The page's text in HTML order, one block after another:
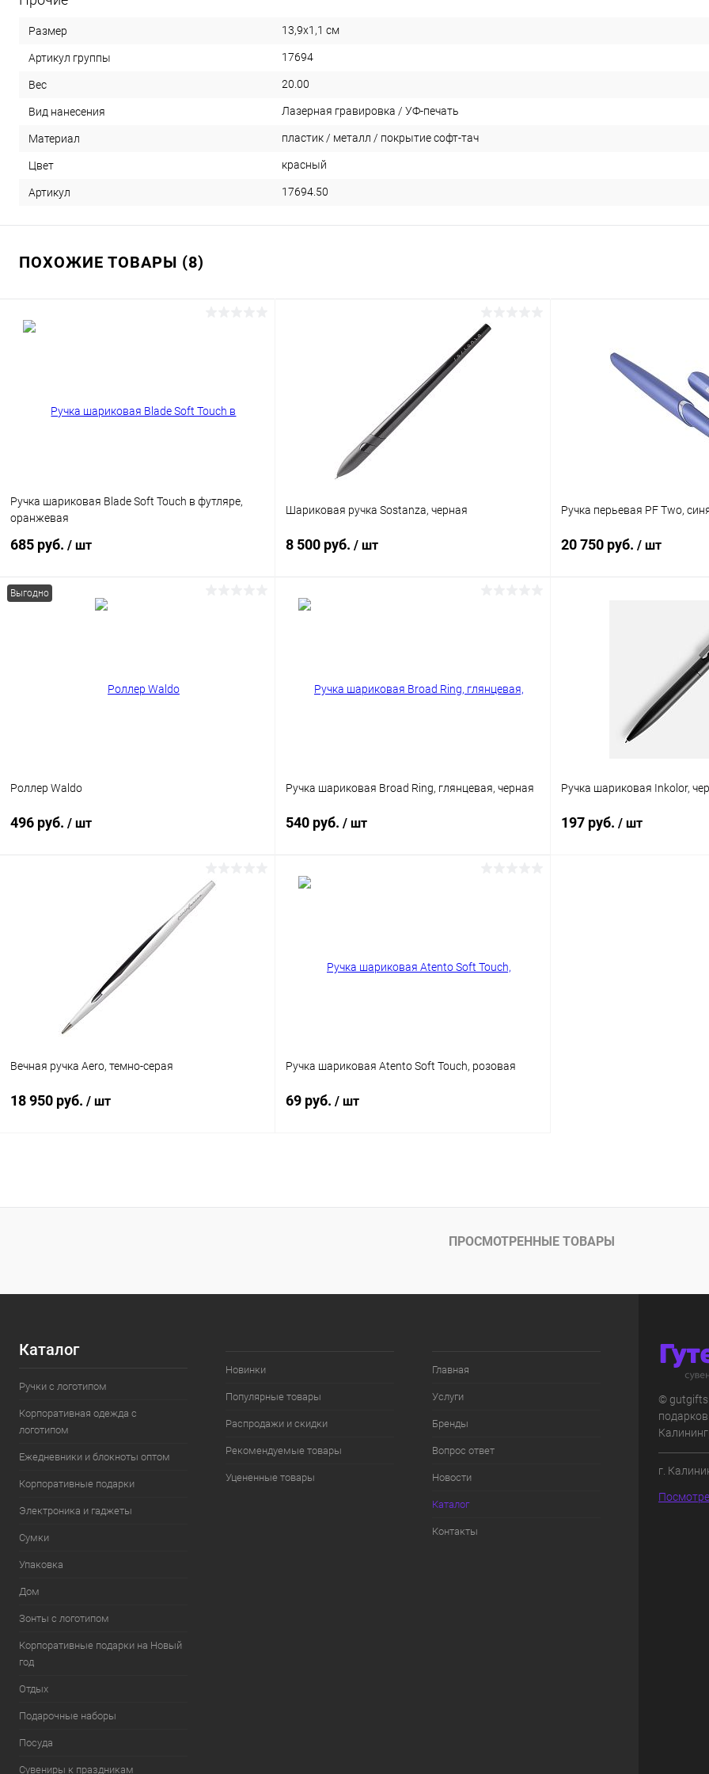
Размер 13,9х1,1 см
Артикул группы 17694
Вес 20.00
Вид нанесения Лазерная гравировка / УФ-печать
Материал пластик / металл / покрытие софт-тач
Цвет красный
Артикул 17694.50
ПОХОЖИЕ ТОВАРЫ (8)
Ручка шариковая Blade Soft Touch в футляре,
оранжевая
685 руб. / шт
Шариковая ручка Sostanza, черная
8 500 руб. / шт
Ручка перьевая PF Two,
20 750 руб. / шт
Выгодно
Роллер Waldo
496 руб. / шт
К сравнению
Ручка шариковая Broad Ring, глянцевая, черная
540 руб. / шт
Ручка шариковая Inkolor,
197 руб. / шт
Вечная ручка Aero, темно-серая
18 950 руб. / шт
Купить в 1 клик К сравнению
Ручка шариковая Atento Soft Touch, розовая
69 руб. / шт
Купить в 1 клик К сравнению
В наличии
ПРОСМОТРЕННЫЕ ТОВАРЫ
Каталог
Ручки с логотипом
Корпоративная одежда с
логотипом
Ежедневники и блокноты оптом
Корпоративные подарки
Электроника и гаджеты
Сумки
Упаковка
Дом
Зонты с логотипом
Корпоративные подарки на Новый
год
Отдых
Подарочные наборы
Посуда
Сувениры к праздникам
Новинки
Популярные товары
Распродажи и скидки
Рекомендуемые товары
Уцененные товары
Главная
Услуги
Бренды
Вопрос ответ
Новости
Каталог
Контакты
©
г.